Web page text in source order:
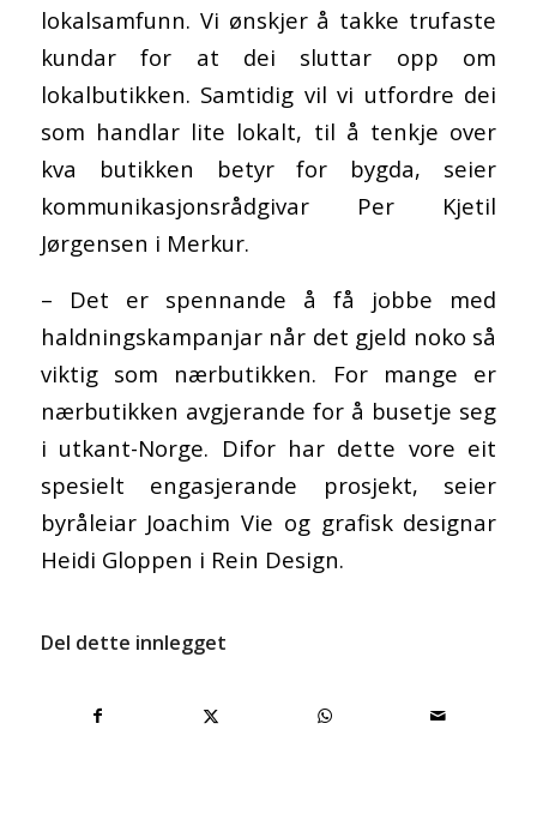
lokalsamfunn. Vi ønskjer å takke trufaste
kundar for at dei sluttar opp om
lokalbutikken. Samtidig vil vi utfordre dei
som handlar lite lokalt, til å tenkje over
kva butikken betyr for bygda, seier
kommunikasjonsrådgivar Per Kjetil
Jørgensen i Merkur.
– Det er spennande å få jobbe med
haldningskampanjar når det gjeld noko så
viktig som nærbutikken. For mange er
nærbutikken avgjerande for å busetje seg
i utkant-Norge. Difor har dette vore eit
spesielt engasjerande prosjekt, seier
byråleiar Joachim Vie og grafisk designar
Heidi Gloppen i Rein Design.
Del dette innlegget